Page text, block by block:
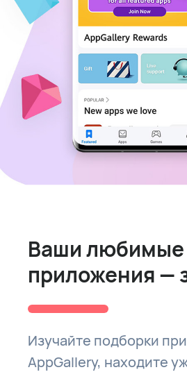
Ваши любимые
приложения —
Изучайте подборки
AppGallery, находите